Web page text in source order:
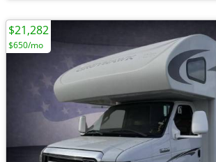
$21,282
$650/mo